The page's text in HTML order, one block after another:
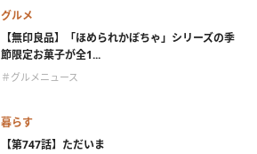
グルメ
【無印良品】「ほめられかぼちゃ」シリーズの季
節限定お菓子が全1...
＃グルメニュース
暮らす
【第747話】ただいま